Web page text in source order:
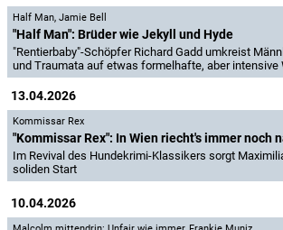
Half Man, Jamie Bell
"Half Man": Brüder wie Jekyll und Hyde
"Rentierbaby"-Schöpfer Richard Gadd umkreist
und Traumata auf etwas formelhafte, aber intensive
13.04.2026
Kommissar Rex
"Kommissar Rex": In Wien riecht's immer noch
Im Revival des Hundekrimi-Klassikers sorgt
soliden Start
10.04.2026